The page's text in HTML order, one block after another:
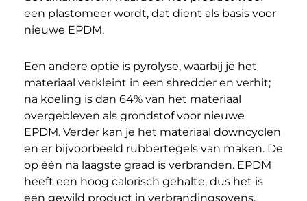
een plastomeer wordt, dat dient als basis voor
nieuwe EPDM.
Een andere optie is pyrolyse, waarbij je het
materiaal verkleint in een shredder en verhit;
na koeling is dan 64% van het materiaal
overgebleven als grondstof voor nieuwe
EPDM. Verder kan je het materiaal downcyclen
en er bijvoorbeeld rubbertegels van maken. De
op één na laagste graad is verbranden. EPDM
heeft een hoog calorisch gehalte, dus het is
een gewild product in verbrandingsovens.